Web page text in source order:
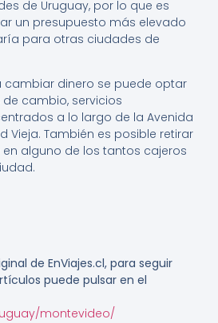
de Uruguay, por lo que es
un presupuesto más elevado
para otras ciudades de
cambiar dinero se puede optar
cambio, servicios
a lo largo de la Avenida
Vieja. También es posible retirar
alguno de los tantos cajeros
de EnViajes.cl, para seguir
puede pulsar en el
montevideo/